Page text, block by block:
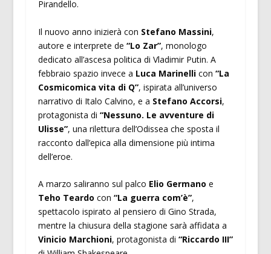
Pirandello.
Il nuovo anno inizierà con Stefano Massini,
autore e interprete de “Lo Zar”, monologo
dedicato all’ascesa politica di Vladimir Putin. A
febbraio spazio invece a Luca Marinellicon “La
Cosmicomica vita di Q”, ispirata all’universo
narrativo di Italo Calvino, e a Stefano Accorsi,
protagonista di “Nessuno. Le avventure di
Ulisse”, una rilettura dell’Odissea che sposta il
racconto dall’epica alla dimensione più intima
dell’eroe.
A marzo saliranno sul palco Elio Germano e
Teho Teardo con “La guerra com’è”,
spettacolo ispirato al pensiero di Gino Strada,
mentre la chiusura della stagione sarà affidata a
Vinicio Marchioni, protagonista di “Riccardo III”